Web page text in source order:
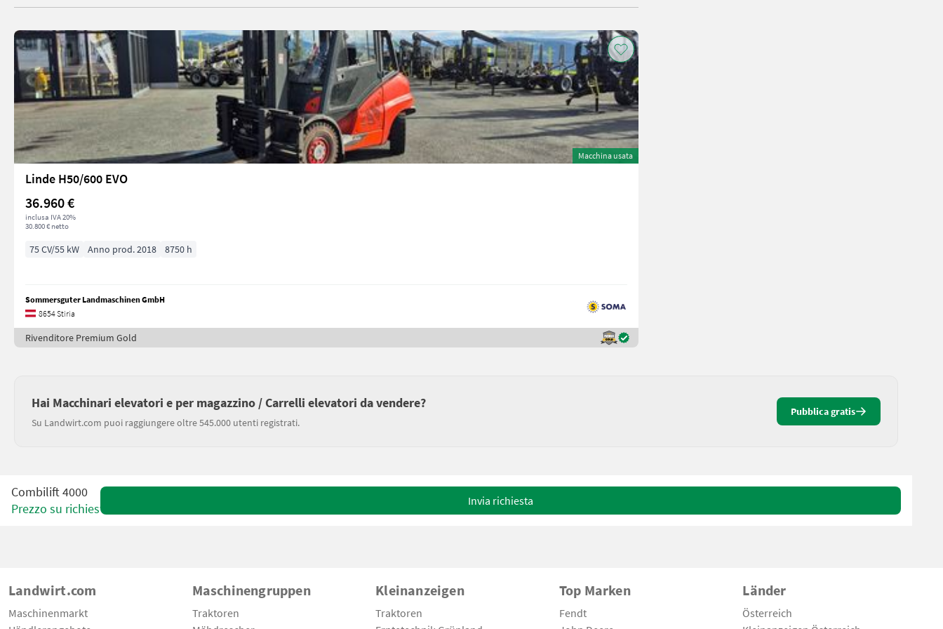
Macchina usata
Linde H50/600 EVO
36.960 €
inclusa IVA 20%
30.800 € netto
75 CV/55 kW Anno prod. 2018 8750 h
Sommersguter Landmaschinen GmbH
8654 Stiria
Rivenditore Premium Gold
Hai Macchinari elevatori e per magazzino / Carrelli elevatori da vendere?
Su Landwirt.com puoi raggiungere oltre 545.000 utenti registrati.
Pubblica gratis
Combilift 4000
Prezzo su richiesta
Invia richiesta
Landwirt.com
Maschinenmarkt
Maschinengruppen
Traktoren
Kleinanzeigen
Traktoren
Top Marken
Fendt
Länder
Österreich